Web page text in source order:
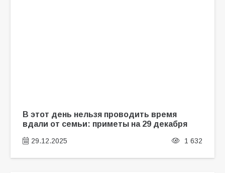
В этот день нельзя проводить время
вдали от семьи: приметы на 29 декабря
29.12.2025 1 632